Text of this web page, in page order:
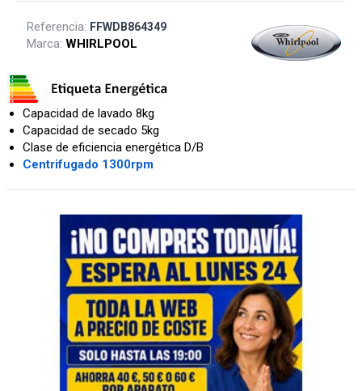
Referencia: FFWDB864349
Marca:WHIRLPOOL
Capacidad de lavado 8kg
Capacidad de secado 5kg
Clase de eficiencia energética D/B
Centrifugado 1300rpm